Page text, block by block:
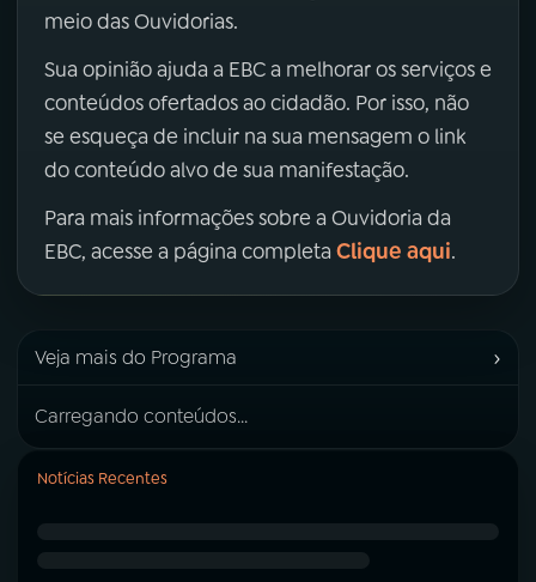
meio das Ouvidorias.
Sua opinião ajuda a EBC a melhorar os serviços e
conteúdos ofertados ao cidadão. Por isso, não
se esqueça de incluir na sua mensagem o link
do conteúdo alvo de sua manifestação.
Para mais informações sobre a Ouvidoria da
EBC, acesse a página completa Clique aqui.
Veja mais do Programa ›
Carregando conteúdos...
Notícias Recentes